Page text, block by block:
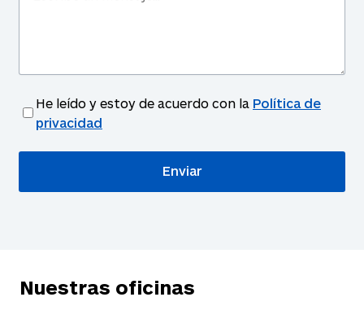
He leído y estoy de acuerdo con la Política de
privacidad
Nuestras oficinas